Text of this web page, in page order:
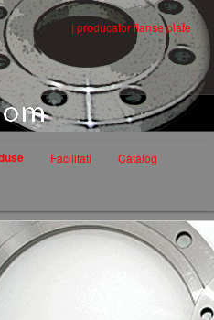
| producator flanse plate
Facilitati Catalog